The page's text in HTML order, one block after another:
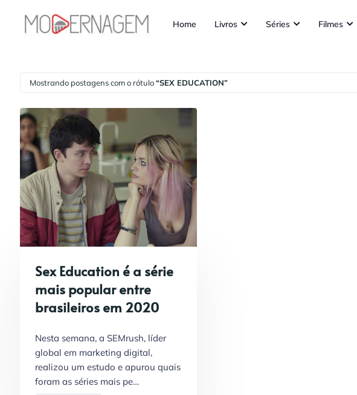
Home Livros Séries Filmes
Mostrando postagens com o rótulo SEX EDUCATION
Sex Education é a série
mais popular entre
brasileiros em 2020
Nesta semana, a SEMrush, líder
global em marketing digital,
realizou um estudo e apurou quais
foram as séries mais pe…